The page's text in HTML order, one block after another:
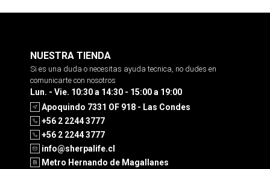
NUESTRA TIENDA
Si es una duda o necesitas ayuda tecnica, no dudes en
comunicarte con nosotros
Lun. - Vie. 10:30 a 14:30 - 15:00 a 19:00
Apoquindo 7331 OF 918 - Las Condes
+56 2 2244 3777
+56 2 2244 3777
info@sherpalife.cl
Metro Hernando de Magallanes